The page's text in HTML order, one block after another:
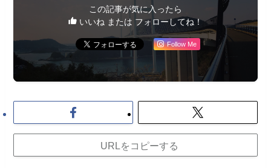
この記事が気に入ったら
いいね または フォローしてね！
Follow Me
URLをコピーする